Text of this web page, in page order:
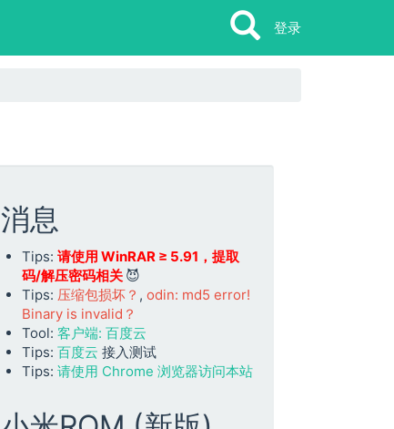
登录
Search
Search
消息
Tips: 请使用 WinRAR ≥ 5.91，提取
码/解压密码相关 😈
Tips: 压缩包损坏？ , odin: md5 error!
Binary is invalid？
Tool: 客户端: 百度云
Tips: 百度云 接入测试
Tips: 请使用 Chrome 浏览器访问本站